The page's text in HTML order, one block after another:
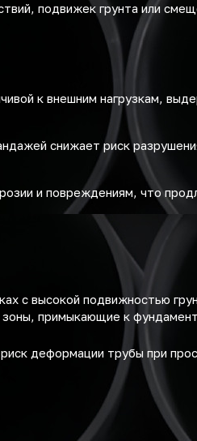
подвижек грунта или
к внешним нагрузкам,
снижает риск
и повреждениям, что
с высокой подвижностью
примыкающие к
деформации трубы при